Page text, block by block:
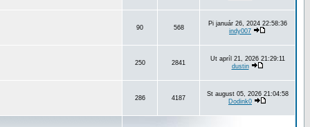
90 568
Pi január 26, 2024 22:58:36
indy007
250 2841
Ut apríl 21, 2026 21:29:11
dustin
286 4187
St august 05, 2026 21:04:58
Dodink0